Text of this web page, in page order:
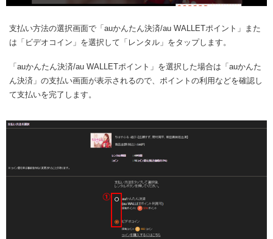
支払い方法の選択画面で「auかんたん決済/au WALLETポイント」また
は「ビデオコイン」を選択して「レンタル」をタップします。
「auかんたん決済/au WALLETポイント」を選択した場合は「auかんた
ん決済」の支払い画面が表示されるので、ポイントの利用などを確認し
て支払いを完了します。